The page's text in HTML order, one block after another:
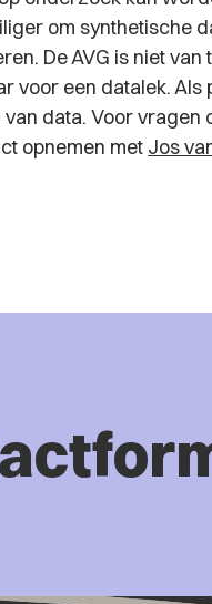
om synthetische
De AVG is niet
voor een datalek.
van data. Voor vragen
opnemen met Jos